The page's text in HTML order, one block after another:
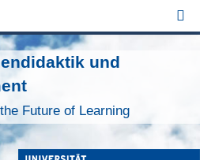
to Navigation
und
Future of Learning